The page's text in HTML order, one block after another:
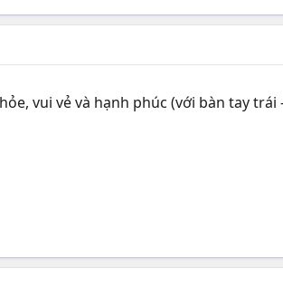
vui vẻ và hạnh phúc (với bàn tay